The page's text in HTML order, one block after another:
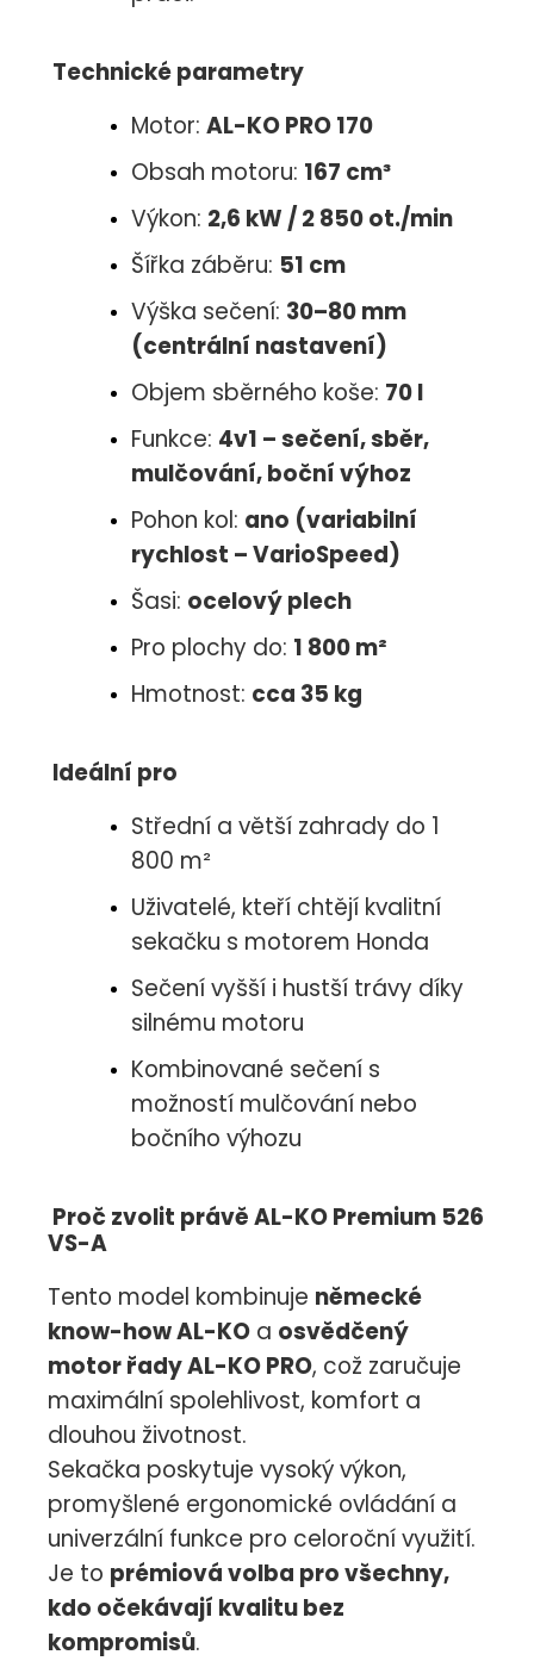
Technické parametry
Motor: AL-KO PRO 170
Obsah motoru: 167 cm³
Výkon: 2,6 kW / 2 850 ot./min
Šířka záběru: 51 cm
Výška sečení: 30–80 mm
(centrální nastavení)
Objem sběrného koše: 70 l
Funkce: 4v1 – sečení, sběr,
mulčování, boční výhoz
Pohon kol: ano (variabilní
rychlost – VarioSpeed)
Šasi: ocelový plech
Pro plochy do: 1 800 m²
Hmotnost: cca 35 kg
Ideální pro
Střední a větší zahrady do 1
800 m²
Uživatelé, kteří chtějí kvalitní
sekačku s motorem Honda
Sečení vyšší i hustší trávy díky
silnému motoru
Kombinované sečení s
možností mulčování nebo
bočního výhozu
Proč zvolit právě AL-KO Premium 526
VS-A
Tento model kombinuje německé
know-how AL-KO a osvědčený
motor řady AL-KO PRO, což zaručuje
maximální spolehlivost, komfort a
dlouhou životnost.
Sekačka poskytuje vysoký výkon,
promyšlené ergonomické ovládání a
univerzální funkce pro celoroční využití.
Je to prémiová volba pro všechny,
kdo očekávají kvalitu bez
kompromisů.